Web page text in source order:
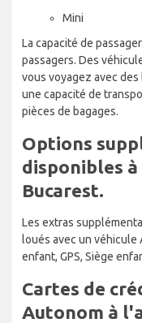
Mini
La capacité de
passagers. Des
vous voyagez avec
une capacité de
pièces de bagages.
Options
disponibles
Bucarest.
Les extras
loués avec un véhicule
enfant, GPS, Siège
Cartes de
Autonom à